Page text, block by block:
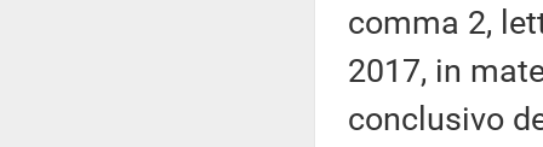
comma 2,
2017, in
conclusivo